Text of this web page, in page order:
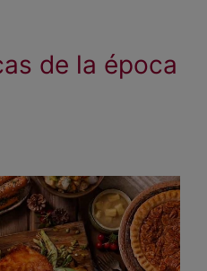
de la época